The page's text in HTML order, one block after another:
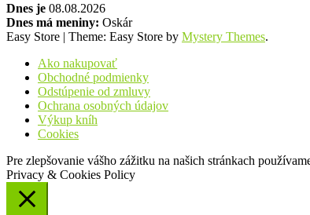
Dnes je 08.08.2026
Dnes má meniny: Oskár
Easy Store | Theme: Easy Store by Mystery Themes.
Ako nakupovať
Obchodné podmienky
Odstúpenie od zmluvy
Ochrana osobných údajov
Výkup kníh
Cookies
Pre zlepšovanie vášho zážitku na našich stránkach
Privacy & Cookies Policy